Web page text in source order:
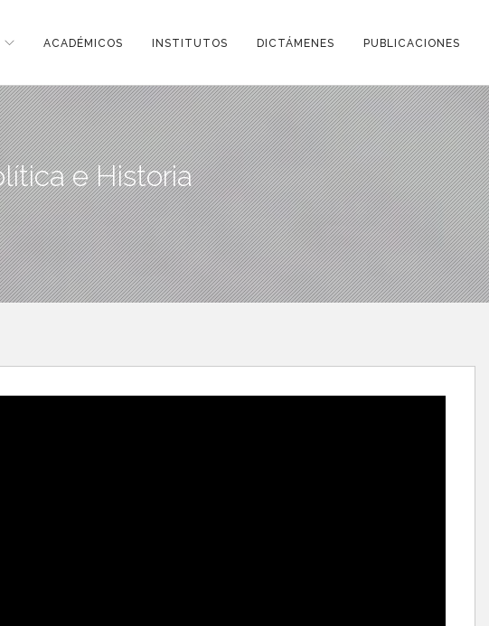
ACADÉMICOS INSTITUTOS DICTÁMENES PUBLICACIONES
e Historia